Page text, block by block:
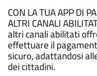
CON LA TUA APP DI
ALTRI CANALI
altri canali abilitati
effettuare il
sicuro, adattandosi
dei cittadini.